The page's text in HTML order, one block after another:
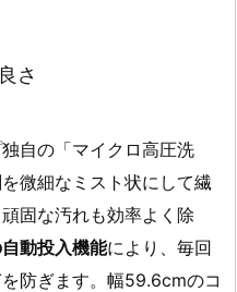
さ
自の「マイクロ高圧洗
微細なミスト状にして繊
固な汚れも効率よく除
動投入機能により、毎回
防ぎます。幅59.6cmのコ